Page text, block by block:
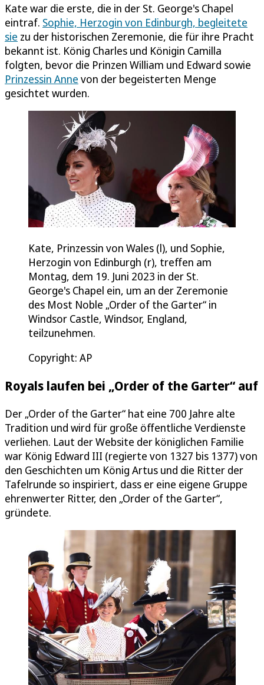
Kate war die erste, die in der St. George's Chapel
eintraf. Sophie, Herzogin von Edinburgh, begleitete
sie zu der historischen Zeremonie, die für ihre Pracht
bekannt ist. König Charles und Königin Camilla
folgten, bevor die Prinzen William und Edward sowie
Prinzessin Anne von der begeisterten Menge
gesichtet wurden.
Kate, Prinzessin von Wales (l), und Sophie,
Herzogin von Edinburgh (r), treffen am
Montag, dem 19. Juni 2023 in der St.
George's Chapel ein, um an der Zeremonie
des Most Noble „Order of the Garter“ in
Windsor Castle, Windsor, England,
teilzunehmen.
Copyright: AP
Royals laufen bei „Order of the Garter“ auf
Der „Order of the Garter“ hat eine 700 Jahre alte
Tradition und wird für große öffentliche Verdienste
verliehen. Laut der Website der königlichen Familie
war König Edward III (regierte von 1327 bis 1377) von
den Geschichten um König Artus und die Ritter der
Tafelrunde so inspiriert, dass er eine eigene Gruppe
ehrenwerter Ritter, den „Order of the Garter“,
gründete.